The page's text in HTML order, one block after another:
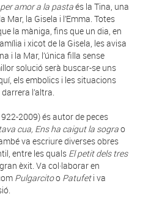
amor a la pastaés la Tina, una
Mar, la Gisela i l’Emma. Totes
la màniga, fins que un dia, en
i xicot de la Gisela, les avisa
i la Mar, l’única filla sense
solució serà buscar-se uns
els embolics i les situacions
l’altra.
2009) és autor de peces
cua, Ens ha caigut la sograo
va escriure diverses obres
entre les quals El petit dels tres
èxit. Va col·laborar en
Pulgarcitoo Patufeti va